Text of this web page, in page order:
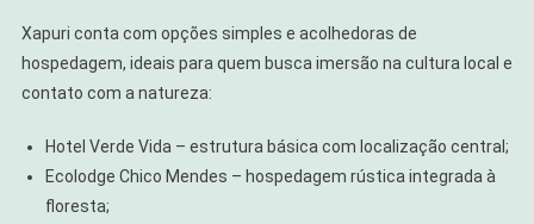
Xapuri conta com opções simples e acolhedoras de
hospedagem, ideais para quem busca imersão na cultura local e
contato com a natureza:
Hotel Verde Vida – estrutura básica com localização central;
Ecolodge Chico Mendes – hospedagem rústica integrada à
floresta;